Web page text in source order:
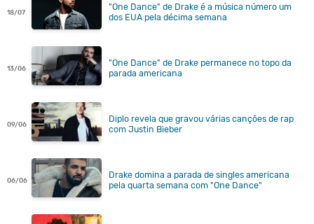
18/07
"One Dance" de Drake é a música número um
dos EUA pela décima semana
13/06
"One Dance" de Drake permanece no topo da
parada americana
09/06
Diplo revela que gravou várias canções de rap
com Justin Bieber
06/06
Drake domina a parada de singles americana
pela quarta semana com "One Dance"